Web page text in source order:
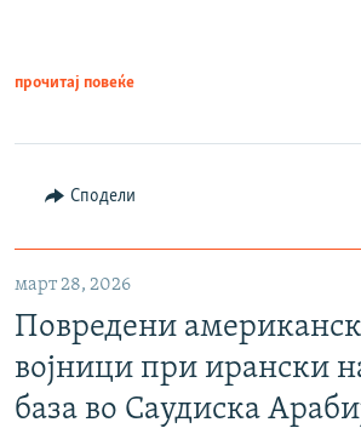
прочитај повеќе
Сподели
март 28, 2026
Повредени
војници при ирански
база во Саудиска